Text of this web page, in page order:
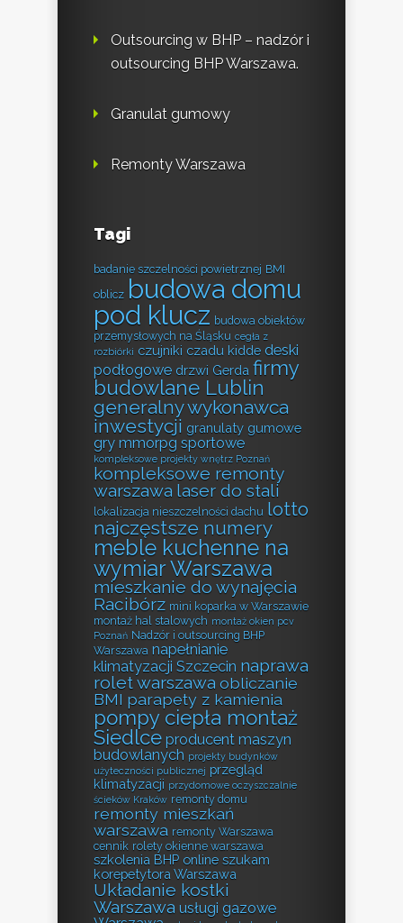
Outsourcing w BHP – nadzór i
outsourcing BHP Warszawa.
Granulat gumowy
Remonty Warszawa
Tagi
badanie szczelności powietrznej BMI
oblicz budowa domu
pod klucz budowa obiektów
przemysłowych na Śląsku cegła z
rozbiórki czujniki czadu kidde deski
podłogowe drzwi Gerda firmy
budowlane Lublin
generalny wykonawca
inwestycji granulaty gumowe
gry mmorpg sportowe
kompleksowe projekty wnętrz Poznań
kompleksowe remonty
warszawa laser do stali
lokalizacja nieszczelności dachu lotto
najczęstsze numery
meble kuchenne na
wymiar Warszawa
mieszkanie do wynajęcia
Racibórz mini koparka w Warszawie
montaż hal stalowych montaż okien pcv
Poznań Nadzór i outsourcing BHP
Warszawa napełnianie
klimatyzacji Szczecin naprawa
rolet warszawa obliczanie
BMI parapety z kamienia
pompy ciepła montaż
Siedlce producent maszyn
budowlanych projekty budynków
użyteczności publicznej przegląd
klimatyzacji przydomowe oczyszczalnie
ścieków Kraków remonty domu
remonty mieszkań
warszawa remonty Warszawa
cennik rolety okienne warszawa
szkolenia BHP online szukam
korepetytora Warszawa
Układanie kostki
Warszawa usługi gazowe